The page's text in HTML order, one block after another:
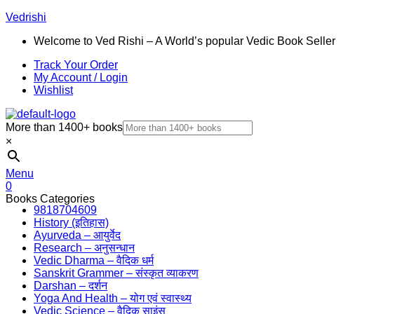
Vedrishi
Welcome to Ved Rishi – A World’s popular Vedic Book Seller
Track Your Order
My Account / Login
Wishlist
More than 1400+ books
×
Menu
0
9818704609
Books Categories
History (इतिहास)
Ayurveda – आयुर्वेद
Research – अनुसन्धान
Vedic Dharma – वैदिक धर्म
Sanskrit Grammer – संस्कृत व्याकरण
Darshan – दर्शन
Yoga And Health – योग एवं स्वास्थ्य
Vedic Science – वैदिक साइंस